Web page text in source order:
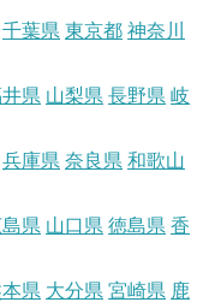
千葉県 東京都 神奈川
県 山梨県 長野県 岐
兵庫県 奈良県 和歌山
島県 山口県 徳島県 香
県 大分県 宮崎県 鹿